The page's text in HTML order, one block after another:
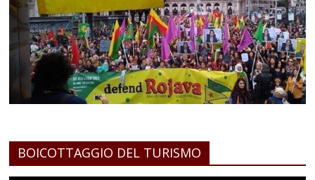
BOICOTTAGGIO DEL TURISMO